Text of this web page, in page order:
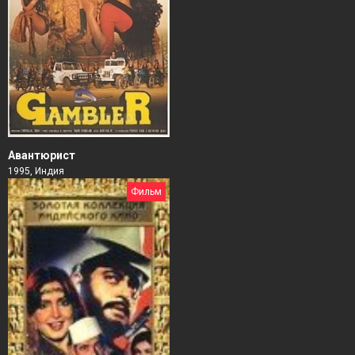
Авантюрист
1995, Индия
Фильм